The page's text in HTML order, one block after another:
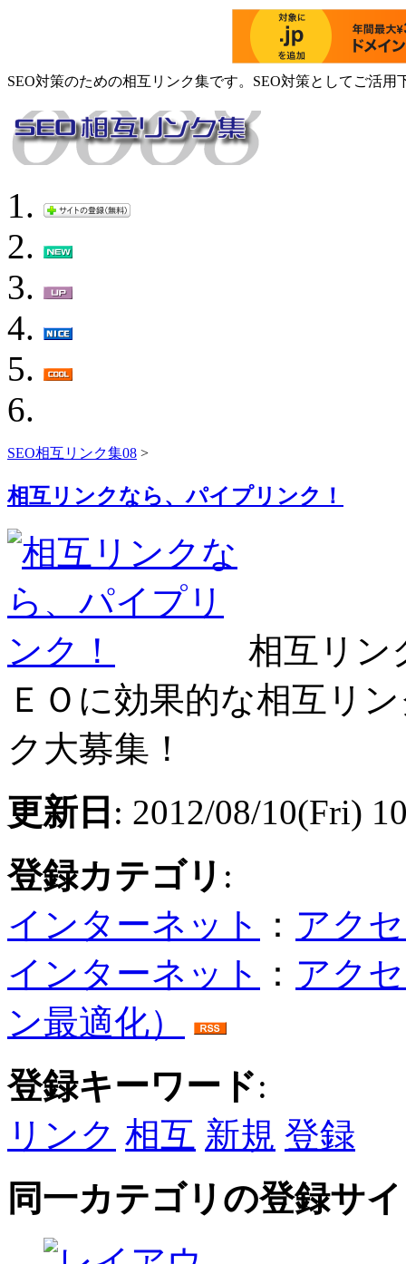
SEO対策のための相互リンク集です。SEO対策としてご活用
SEO相互リンク集08 >
相互リンクなら、パイプリンク！
相互リ
ＥＯに効果的な相互リ
ク大募集！
更新日 : 2012/08/10(Fri)
登録カテゴリ :
インターネット
： アク
インターネット
： アク
ン最適化）
登録キーワード:
リンク 相互 新規 登録
同一カテゴリの登録サ